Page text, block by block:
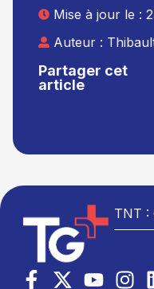
Partager cet
article
Mise à jour le :
Auteur :
TNT :